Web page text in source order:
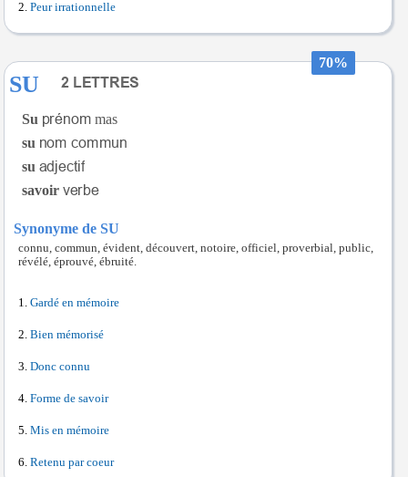
Peur irrationnelle
70%
SU
Su
mas
su
su
savoir
Synonyme de SU
connu, commun, évident, découvert, notoire, officiel, proverbial, public,
révélé, éprouvé, ébruité.
Gardé en mémoire
Bien mémorisé
Donc connu
Forme de savoir
Mis en mémoire
Retenu par coeur